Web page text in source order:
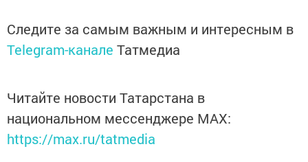
Следите за самым важным и интересным в
Telegram-канале Татмедиа
Читайте новости Татарстана в
национальном мессенджере MАХ:
https://max.ru/tatmedia